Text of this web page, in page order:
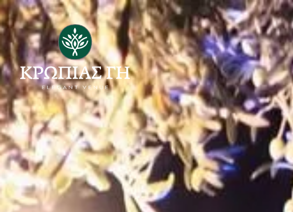
Παράκαμψη προς το κυρίως περιεχόμενο